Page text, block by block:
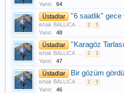
Yanıt: 64
Üstadlar ''6 saatlik'' gece
ishak BALLICA ... 2 3
Yanıt: 48
Üstadlar ''Karagöz
ishak BALLICA ... 2 3
Yanıt: 47
Üstadlar Bir gözüm
ishak BALLICA ... 2 3
Yanıt: 46